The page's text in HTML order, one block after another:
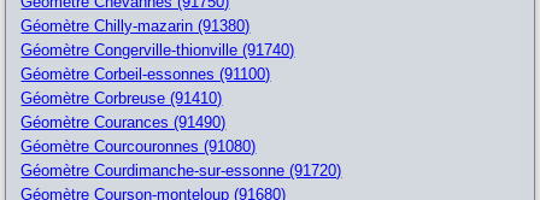
Géomètre Chilly-mazarin (91380)
Géomètre Congerville-thionville (91740)
Géomètre Corbeil-essonnes (91100)
Géomètre Corbreuse (91410)
Géomètre Courances (91490)
Géomètre Courcouronnes (91080)
Géomètre Courdimanche-sur-essonne (91720)
Géomètre Courson-monteloup (91680)